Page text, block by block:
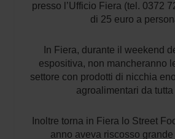
presso l’Ufficio Fiera (tel. 0372
di 25 euro a
In Fiera, durante il weekend
espositiva, non mancheranno
settore con prodotti di nicchia
agroalimentari da tutta
Inoltre torna in Fiera lo Street
anno aveva riscosso